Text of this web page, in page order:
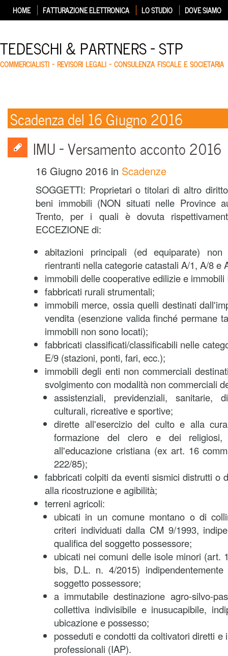
HOME FATTURAZIONE ELETTRONICA LO STUDIO DOVE SIAMO
TEDESCHI & PARTNERS – STP
COMMERCIALISTI – REVISORI LEGALI – CONSULENZA FISCALE E SOCIETARIA
Scadenza del 16 Giugno 2016
IMU – Versamento acconto 2016
16 Giugno 2016 in Scadenze
SOGGETTI: Proprietari o titolari di altro
beni immobili (NON situati nelle Province
Trento, per i quali è dovuta
ECCEZIONE di:
abitazioni principali (ed equiparate)
rientranti nella categorie catastali A/1, A/8 e
immobili delle cooperative edilizie e immobili
fabbricati rurali strumentali;
immobili merce, ossia quelli destinati
vendita (esenzione valida finché permane
immobili non sono locati);
fabbricati classificati/classificabili nelle
E/9 (stazioni, ponti, fari, ecc.);
immobili degli enti non commerciali
svolgimento con modalità non commerciali
assistenziali, previdenziali, sanitarie,
culturali, ricreative e sportive;
dirette all'esercizio del culto e alla
formazione del clero e dei
all'educazione cristiana (ex art. 16
222/85);
fabbricati colpiti da eventi sismici distrutti o
alla ricostruzione e agibilità;
terreni agricoli:
ubicati in un comune montano o di
criteri individuati dalla CM 9/1993,
qualifica del soggetto possessore;
ubicati nei comuni delle isole minori (art.
bis, D.L. n. 4/2015)
soggetto possessore;
a immutabile destinazione agro-silvo-
collettiva indivisibile e inusucapibile,
ubicazione e possesso;
posseduti e condotti da coltivatori diretti e
professionali (IAP).